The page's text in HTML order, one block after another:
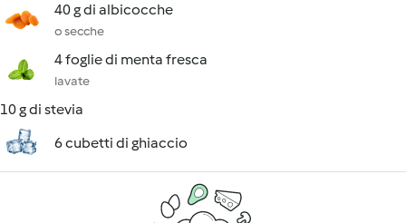
40 g di albicocche
o secche
4 foglie di menta fresca
lavate
10 g di stevia
6 cubetti di ghiaccio